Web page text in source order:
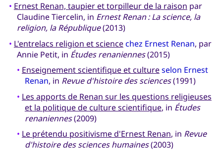
• Ernest Renan, taupier et torpilleur de la raison par
Claudine Tiercelin, in Ernest Renan : La science, la
religion, la République(2013)
• L'entrelacs religion et sciencechez Ernest Renan, par
Annie Petit, in Études renaniennes(2015)
• Enseignement scientifique et cultureselon Ernest
Renan, in Revue d'histoire des sciences(1991)
• Les apports de Renan sur les questions religieuses
et la politique de culture scientifique, in Études
renaniennes(2009)
• Le prétendu positivisme d'Ernest Renan, in Revue
d'histoire des sciences humaines(2003)